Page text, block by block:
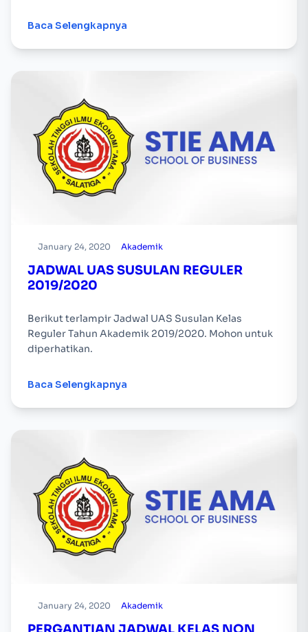
Baca Selengkapnya
January 24, 2020 Akademik
JADWAL UAS SUSULAN REGULER
2019/2020
Berikut terlampir Jadwal UAS Susulan Kelas
Reguler Tahun Akademik 2019/2020. Mohon untuk
diperhatikan.
Baca Selengkapnya
January 24, 2020 Akademik
PERGANTIAN JADWAL KELAS NON